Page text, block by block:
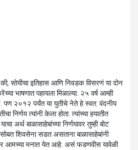
सोयीचा इतिहास आणि निवडक विसरणं या दोन
भाषणात पहायला मिळाल्या. २५ वर्ष आम्ही
२०१२ पर्यंत या युतीचे नेते हे स्वत: वंदनीय
निर्णय त्यांनी केला होता. त्यांच्या हयातीत
अर्थ बाळासाहेबांच्या निर्णयावर तुम्ही बोट
शिवसेना सडत असताना बाळासाहेबांनी
आमच्या मनात येत आहे. असं फडणवीस यावेळी